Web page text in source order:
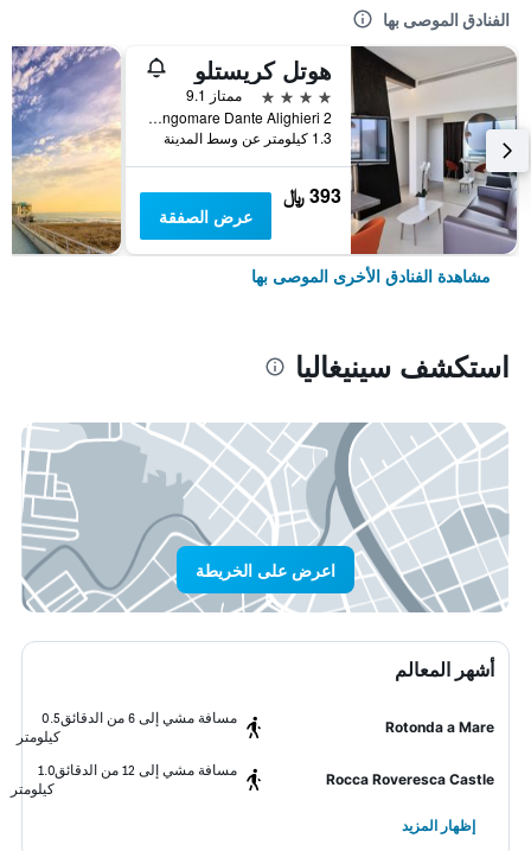
الفنادق الموصى بها
هوتل كريستلو
4 نجوم
ممتاز 9.1
Lungomare Dante Alighieri 2, سينيغاليا, مقاطعة أنكونا, إيطاليا
1.3 كيلومتر عن وسط المدينة
393 ﷼
عرض الصفقة
مشاهدة الفنادق الأخرى الموصى بها
استكشف سينيغاليا
اعرض على الخريطة
أشهر المعالم
Rotonda a Mare
مسافة مشي إلى 6 من الدقائق
0.5
كيلومتر
Rocca Roveresca Castle
مسافة مشي إلى 12 من الدقائق
1.0
كيلومتر
إظهار المزيد